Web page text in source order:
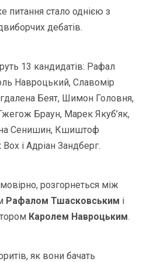
питання стало однією з
дебатів.
13 кандидатів: Рафал
Навроцький, Славомір
Беят, Шимон Головня,
Браун, Марек Якуб’як,
Сенишин, Кшиштоф
і Адріан Зандберг.
розгорнеться між
Рафалом Тшасковським і
Каролем Навроцьким.
як вони бачать